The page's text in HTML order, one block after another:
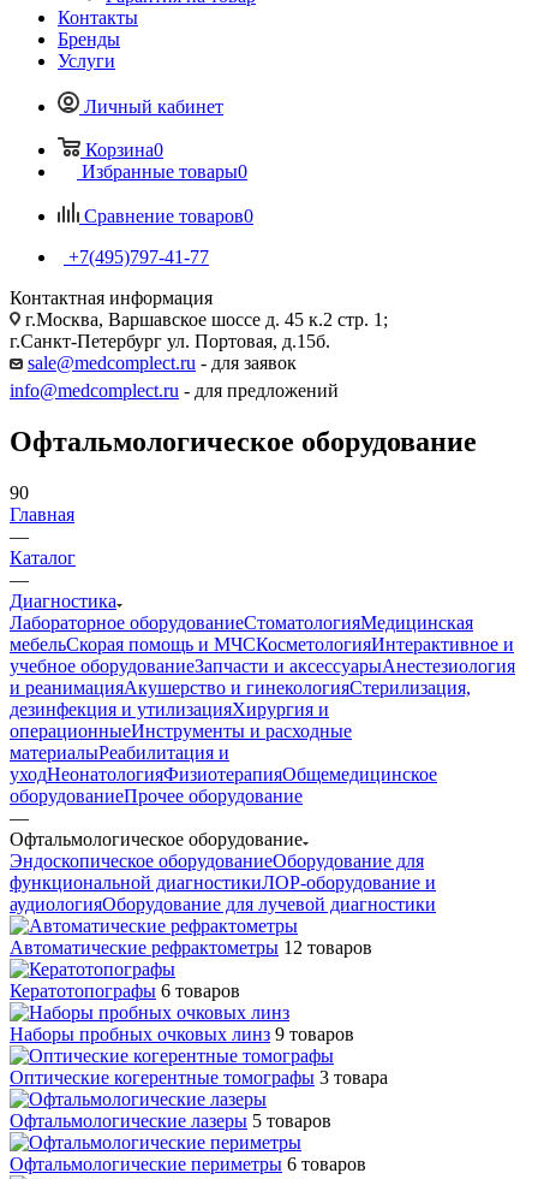
Контакты
Бренды
Услуги
Личный кабинет
Корзина0
Избранные товары0
Сравнение товаров0
+7(495)797-41-77
Контактная информация
г.Москва, Варшавское шоссе д. 45 к.2 стр. 1;
г.Санкт-Петербург ул. Портовая, д.15б.
sale@medcomplect.ru - для заявок
info@medcomplect.ru - для предложений
Офтальмологическое оборудование
90
Главная
—
Каталог
—
Диагностика
Лабораторное оборудованиеСтоматологияМедицинская
мебельСкорая помощь и МЧСКосметологияИнтерактивное и
учебное оборудованиеЗапчасти и аксессуарыАнестезиология
и реанимацияАкушерство и гинекологияСтерилизация,
дезинфекция и утилизацияХирургия и
операционныеИнструменты и расходные
материалыРеабилитация и
уходНеонатологияФизиотерапияОбщемедицинское
оборудованиеПрочее оборудование
—
Офтальмологическое оборудование
Эндоскопическое оборудованиеОборудование для
функциональной диагностикиЛОР-оборудование и
аудиологияОборудование для лучевой диагностики
Автоматические рефрактометры 12 товаров
Кератотопографы 6 товаров
Наборы пробных очковых линз 9 товаров
Оптические когерентные томографы 3 товара
Офтальмологические лазеры 5 товаров
Офтальмологические периметры 6 товаров